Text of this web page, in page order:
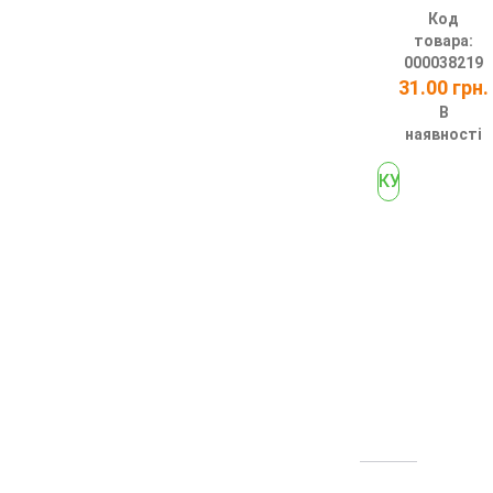
Код
товара:
000038219
31.00 грн.
В
наявності